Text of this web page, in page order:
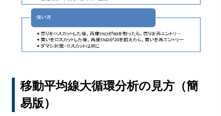
移動平均線大循環分析の見方（簡
易版）